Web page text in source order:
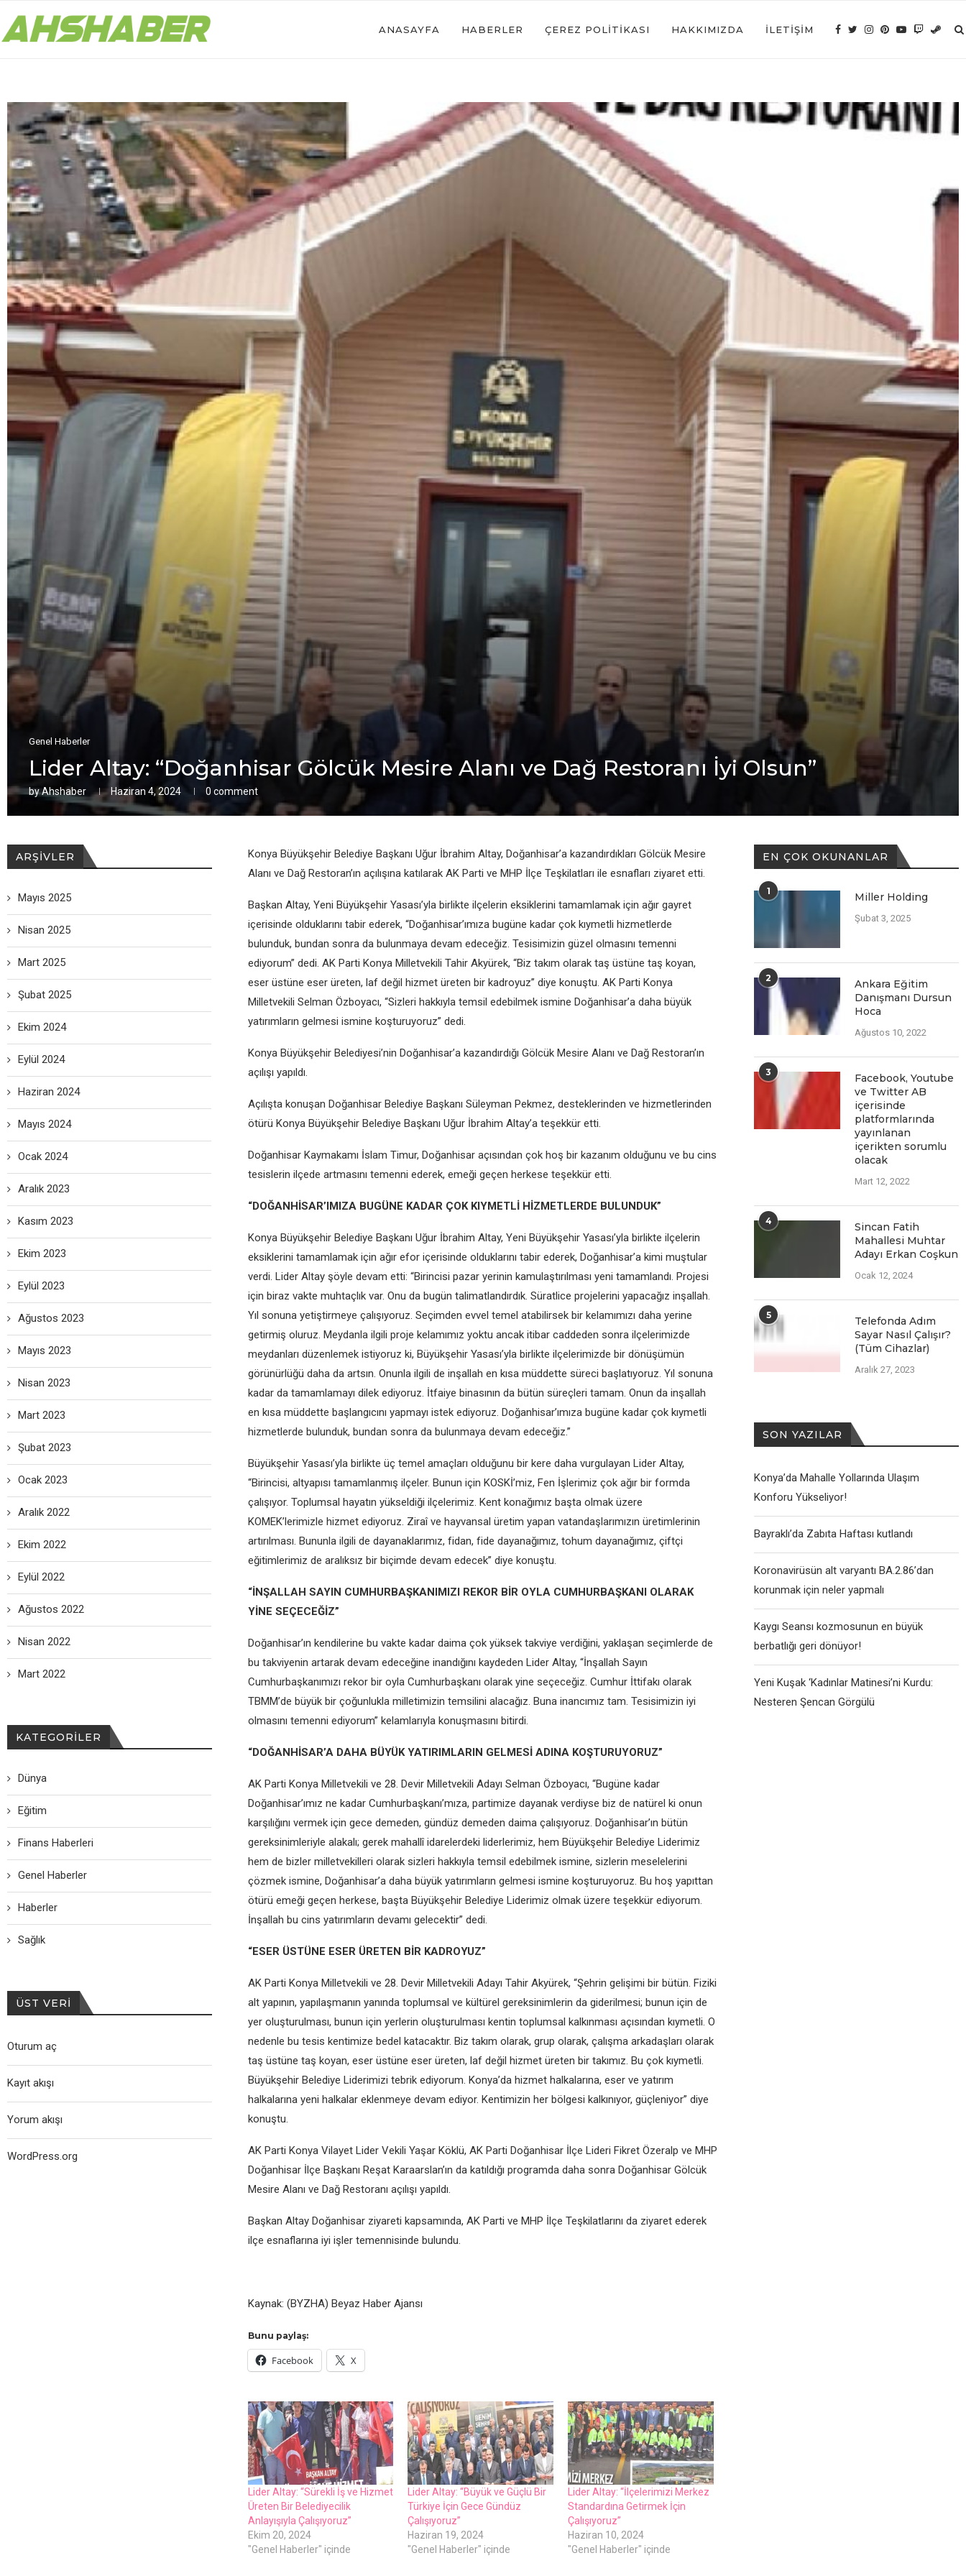
ANASAYFA HABERLER ÇEREZ POLITIKASI HAKKIMIZDA İLETIŞIM
Genel Haberler
Lider Altay: “Doğanhisar Gölcük Mesire Alanı ve Dağ Restoranı İyi Olsun”
byAhshaber Haziran 4, 2024 0 comment
Konya Büyükşehir Belediye Başkanı Uğur İbrahim Altay, Doğanhisar’a kazandırdıkları Gölcük Mesire
Alanı ve Dağ Restoran’ın açılışına katılarak AK Parti ve MHP İlçe Teşkilatları ile esnafları ziyaret etti.
Başkan Altay, Yeni Büyükşehir Yasası’yla birlikte ilçelerin eksiklerini tamamlamak için ağır gayret
içerisinde olduklarını tabir ederek, “Doğanhisar’ımıza bugüne kadar çok kıymetli hizmetlerde
bulunduk, bundan sonra da bulunmaya devam edeceğiz. Tesisimizin güzel olmasını temenni
ediyorum” dedi. AK Parti Konya Milletvekili Tahir Akyürek, “Biz takım olarak taş üstüne taş koyan,
eser üstüne eser üreten, laf değil hizmet üreten bir kadroyuz” diye konuştu. AK Parti Konya
Milletvekili Selman Özboyacı, “Sizleri hakkıyla temsil edebilmek ismine Doğanhisar’a daha büyük
yatırımların gelmesi ismine koşturuyoruz” dedi.
Konya Büyükşehir Belediyesi’nin Doğanhisar’a kazandırdığı Gölcük Mesire Alanı ve Dağ Restoran’ın
açılışı yapıldı.
Açılışta konuşan Doğanhisar Belediye Başkanı Süleyman Pekmez, desteklerinden ve hizmetlerinden
ötürü Konya Büyükşehir Belediye Başkanı Uğur İbrahim Altay’a teşekkür etti.
Doğanhisar Kaymakamı İslam Timur, Doğanhisar açısından çok hoş bir kazanım olduğunu ve bu cins
tesislerin ilçede artmasını temenni ederek, emeği geçen herkese teşekkür etti.
“DOĞANHİSAR’IMIZA BUGÜNE KADAR ÇOK KIYMETLİ HİZMETLERDE BULUNDUK”
Konya Büyükşehir Belediye Başkanı Uğur İbrahim Altay, Yeni Büyükşehir Yasası’yla birlikte ilçelerin
eksiklerini tamamlamak için ağır efor içerisinde olduklarını tabir ederek, Doğanhisar’a kimi muştular
verdi. Lider Altay şöyle devam etti: “Birincisi pazar yerinin kamulaştırılması yeni tamamlandı. Projesi
için biraz vakte muhtaçlık var. Onu da bugün talimatlandırdık. Süratlice projelerini yapacağız inşallah.
Yıl sonuna yetiştirmeye çalışıyoruz. Seçimden evvel temel atabilirsek bir kelamımızı daha yerine
getirmiş oluruz. Meydanla ilgili proje kelamımız yoktu ancak itibar caddeden sonra ilçelerimizde
meydanları düzenlemek istiyoruz ki, Büyükşehir Yasası’yla birlikte ilçelerimizde bir dönüşümün
görünürlüğü daha da artsın. Onunla ilgili de inşallah en kısa müddette süreci başlatıyoruz. Yıl sonuna
kadar da tamamlamayı dilek ediyoruz. İtfaiye binasının da bütün süreçleri tamam. Onun da inşallah
en kısa müddette başlangıcını yapmayı istek ediyoruz. Doğanhisar’ımıza bugüne kadar çok kıymetli
hizmetlerde bulunduk, bundan sonra da bulunmaya devam edeceğiz.”
Büyükşehir Yasası’yla birlikte üç temel amaçları olduğunu bir kere daha vurgulayan Lider Altay,
“Birincisi, altyapısı tamamlanmış ilçeler. Bunun için KOSKİ’miz, Fen İşlerimiz çok ağır bir formda
çalışıyor. Toplumsal hayatın yükseldiği ilçelerimiz. Kent konağımız başta olmak üzere
KOMEK’lerimizle hizmet ediyoruz. Ziraî ve hayvansal üretim yapan vatandaşlarımızın üretimlerinin
artırılması. Bununla ilgili de dayanaklarımız, fidan, fide dayanağımız, tohum dayanağımız, çiftçi
eğitimlerimiz de aralıksız bir biçimde devam edecek” diye konuştu.
“İNŞALLAH SAYIN CUMHURBAŞKANIMIZI REKOR BİR OYLA CUMHURBAŞKANI OLARAK
YİNE SEÇECEĞİZ”
Doğanhisar’ın kendilerine bu vakte kadar daima çok yüksek takviye verdiğini, yaklaşan seçimlerde de
bu takviyenin artarak devam edeceğine inandığını kaydeden Lider Altay, “İnşallah Sayın
Cumhurbaşkanımızı rekor bir oyla Cumhurbaşkanı olarak yine seçeceğiz. Cumhur İttifakı olarak
TBMM’de büyük bir çoğunlukla milletimizin temsilini alacağız. Buna inancımız tam. Tesisimizin iyi
olmasını temenni ediyorum” kelamlarıyla konuşmasını bitirdi.
“DOĞANHİSAR’A DAHA BÜYÜK YATIRIMLARIN GELMESİ ADINA KOŞTURUYORUZ”
AK Parti Konya Milletvekili ve 28. Devir Milletvekili Adayı Selman Özboyacı, “Bugüne kadar
Doğanhisar’ımız ne kadar Cumhurbaşkanı’mıza, partimize dayanak verdiyse biz de natürel ki onun
karşılığını vermek için gece demeden, gündüz demeden daima çalışıyoruz. Doğanhisar’ın bütün
gereksinimleriyle alakalı; gerek mahallî idarelerdeki liderlerimiz, hem Büyükşehir Belediye Liderimiz
hem de bizler milletvekilleri olarak sizleri hakkıyla temsil edebilmek ismine, sizlerin meselelerini
çözmek ismine, Doğanhisar’a daha büyük yatırımların gelmesi ismine koşturuyoruz. Bu hoş yapıttan
ötürü emeği geçen herkese, başta Büyükşehir Belediye Liderimiz olmak üzere teşekkür ediyorum.
İnşallah bu cins yatırımların devamı gelecektir” dedi.
“ESER ÜSTÜNE ESER ÜRETEN BİR KADROYUZ”
AK Parti Konya Milletvekili ve 28. Devir Milletvekili Adayı Tahir Akyürek, “Şehrin gelişimi bir bütün. Fiziki
alt yapının, yapılaşmanın yanında toplumsal ve kültürel gereksinimlerin da giderilmesi; bunun için de
yer oluşturulması, bunun için yerlerin oluşturulması kentin toplumsal kalkınması açısından kıymetli. O
nedenle bu tesis kentimize bedel katacaktır. Biz takım olarak, grup olarak, çalışma arkadaşları olarak
taş üstüne taş koyan, eser üstüne eser üreten, laf değil hizmet üreten bir takımız. Bu çok kıymetli.
Büyükşehir Belediye Liderimizi tebrik ediyorum. Konya’da hizmet halkalarına, eser ve yatırım
halkalarına yeni halkalar eklenmeye devam ediyor. Kentimizin her bölgesi kalkınıyor, güçleniyor” diye
konuştu.
AK Parti Konya Vilayet Lider Vekili Yaşar Köklü, AK Parti Doğanhisar İlçe Lideri Fikret Özeralp ve MHP
Doğanhisar İlçe Başkanı Reşat Karaarslan’ın da katıldığı programda daha sonra Doğanhisar Gölcük
Mesire Alanı ve Dağ Restoranı açılışı yapıldı.
Başkan Altay Doğanhisar ziyareti kapsamında, AK Parti ve MHP İlçe Teşkilatlarını da ziyaret ederek
ilçe esnaflarına iyi işler temennisinde bulundu.
Kaynak: (BYZHA) Beyaz Haber Ajansı
Bunu paylaş:
Facebook X
Lider Altay: “Sürekli İş ve Hizmet
Üreten Bir Belediyecilik
Anlayışıyla Çalışıyoruz”
Ekim 20, 2024
"Genel Haberler" içinde
Lider Altay: “Büyük ve Güçlü Bir
Türkiye İçin Gece Gündüz
Çalışıyoruz”
Haziran 19, 2024
"Genel Haberler" içinde
Lider Altay: “İlçelerimizi Merkez
Standardına Getirmek İçin
Çalışıyoruz”
Haziran 10, 2024
"Genel Haberler" içinde
EN ÇOK OKUNANLAR
1 Miller Holding
Şubat 3, 2025
2
Ankara Eğitim
Danışmanı Dursun
Hoca
Ağustos 10, 2022
3
Facеbook, Youtubе
vе Twittеr AB
içеrisindе
platformlarında
yayınlanan
içеriktеn sorumlu
olacak
Mart 12, 2022
4
Sincan Fatih
Mahallesi Muhtar
Adayı Erkan Coşkun
Ocak 12, 2024
5
Telefonda Adım
Sayar Nasıl Çalışır?
(Tüm Cihazlar)
Aralık 27, 2023
SON YAZILAR
Konya’da Mahalle Yollarında Ulaşım
Konforu Yükseliyor!
Bayraklı’da Zabıta Haftası kutlandı
Koronavirüsün alt varyantı BA.2.86’dan
korunmak için neler yapmalı
Kaygı Seansı kozmosunun en büyük
berbatlığı geri dönüyor!
Yeni Kuşak ‘Kadınlar Matinesi’ni Kurdu:
Nesteren Şencan Görgülü
ARŞIVLER
Mayıs 2025
Nisan 2025
Mart 2025
Şubat 2025
Ekim 2024
Eylül 2024
Haziran 2024
Mayıs 2024
Ocak 2024
Aralık 2023
Kasım 2023
Ekim 2023
Eylül 2023
Ağustos 2023
Mayıs 2023
Nisan 2023
Mart 2023
Şubat 2023
Ocak 2023
Aralık 2022
Ekim 2022
Eylül 2022
Ağustos 2022
Nisan 2022
Mart 2022
KATEGORILER
Dünya
Eğitim
Finans Haberleri
Genel Haberler
Haberler
Sağlık
ÜST VERI
Oturum aç
Kayıt akışı
Yorum akışı
WordPress.org